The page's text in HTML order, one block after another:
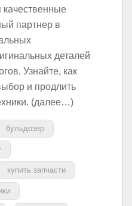
качественные
партнер в
деталей
Узнайте, как
и продлить
(далее…)
бульдозер
купить запчасти